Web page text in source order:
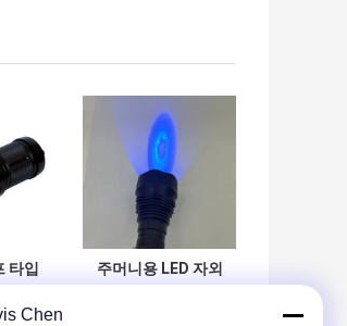
타입
외선
주머니용 LED 자외
Chen